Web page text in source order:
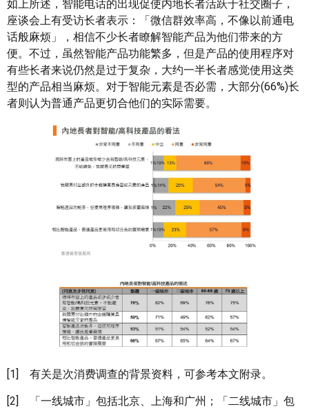
如上所述，智能电话的出现促使内地长者活跃于社交圈子，
座谈会上有受访长者表示：「微信群效率高，不像以前通电
话般麻烦」，相信不少长者瞭解智能产品为他们带来的方
便。不过，虽然智能产品功能繁多，但是产品的使用程序对
有些长者来说仍然是过于复杂，大约一半长者感觉使用这类
型的产品相当麻烦。对于智能元素是否必需，大部分(66%)长
者则认为普通产品更切合他们的实际需要。
[1] 有关是次消费调查的背景资料，可参考本文附录。
[2] 「一线城市」包括北京、上海和广州；「二线城市」包